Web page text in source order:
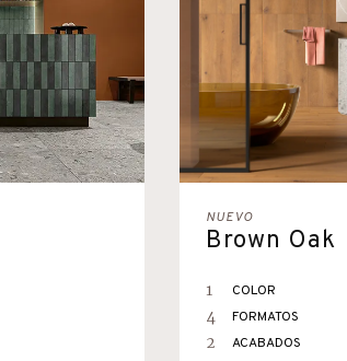
NUEVO
Brown Oak
1 COLOR
4 FORMATOS
2 ACABADOS